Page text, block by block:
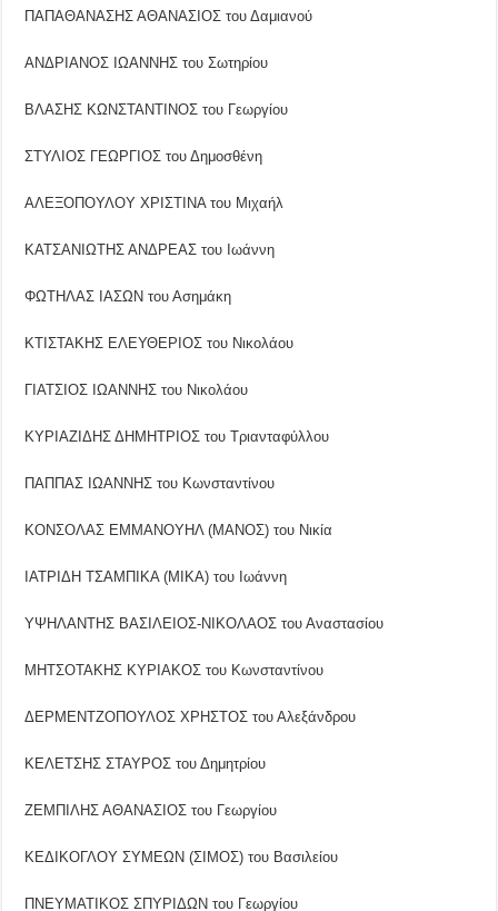
ΠΑΠΑΘΑΝΑΣΗΣ ΑΘΑΝΑΣΙΟΣ του Δαμιανού
ΑΝΔΡΙΑΝΟΣ ΙΩΑΝΝΗΣ του Σωτηρίου
ΒΛΑΣΗΣ ΚΩΝΣΤΑΝΤΙΝΟΣ του Γεωργίου
ΣΤΥΛΙΟΣ ΓΕΩΡΓΙΟΣ του Δημοσθένη
ΑΛΕΞΟΠΟΥΛΟΥ ΧΡΙΣΤΙΝΑ του Μιχαήλ
ΚΑΤΣΑΝΙΩΤΗΣ ΑΝΔΡΕΑΣ του Ιωάννη
ΦΩΤΗΛΑΣ ΙΑΣΩΝ του Ασημάκη
ΚΤΙΣΤΑΚΗΣ ΕΛΕΥΘΕΡΙΟΣ του Νικολάου
ΓΙΑΤΣΙΟΣ ΙΩΑΝΝΗΣ του Νικολάου
ΚΥΡΙΑΖΙΔΗΣ ΔΗΜΗΤΡΙΟΣ του Τριανταφύλλου
ΠΑΠΠΑΣ ΙΩΑΝΝΗΣ του Κωνσταντίνου
ΚΟΝΣΟΛΑΣ ΕΜΜΑΝΟΥΗΛ (ΜΑΝΟΣ) του Νικία
ΙΑΤΡΙΔΗ ΤΣΑΜΠΙΚΑ (ΜΙΚΑ) του Ιωάννη
ΥΨΗΛΑΝΤΗΣ ΒΑΣΙΛΕΙΟΣ-ΝΙΚΟΛΑΟΣ του Αναστασίου
ΜΗΤΣΟΤΑΚΗΣ ΚΥΡΙΑΚΟΣ του Κωνσταντίνου
ΔΕΡΜΕΝΤΖΟΠΟΥΛΟΣ ΧΡΗΣΤΟΣ του Αλεξάνδρου
ΚΕΛΕΤΣΗΣ ΣΤΑΥΡΟΣ του Δημητρίου
ΖΕΜΠΙΛΗΣ ΑΘΑΝΑΣΙΟΣ του Γεωργίου
ΚΕΔΙΚΟΓΛΟΥ ΣΥΜΕΩΝ (ΣΙΜΟΣ) του Βασιλείου
ΠΝΕΥΜΑΤΙΚΟΣ ΣΠΥΡΙΔΩΝ του Γεωργίου